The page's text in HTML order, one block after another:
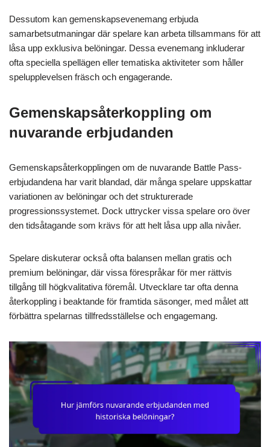
Dessutom kan gemenskapsevenemang erbjuda
samarbetsutmaningar där spelare kan arbeta tillsammans för att
låsa upp exklusiva belöningar. Dessa evenemang inkluderar
ofta speciella spellägen eller tematiska aktiviteter som håller
spelupplevelsen fräsch och engagerande.
Gemenskapsåterkoppling om
nuvarande erbjudanden
Gemenskapsåterkopplingen om de nuvarande Battle Pass-
erbjudandena har varit blandad, där många spelare uppskattar
variationen av belöningar och det strukturerade
progressionssystemet. Dock uttrycker vissa spelare oro över
den tidsåtagande som krävs för att helt låsa upp alla nivåer.
Spelare diskuterar också ofta balansen mellan gratis och
premium belöningar, där vissa förespråkar för mer rättvis
tillgång till högkvalitativa föremål. Utvecklare tar ofta denna
återkoppling i beaktande för framtida säsonger, med målet att
förbättra spelarnas tillfredsställelse och engagemang.